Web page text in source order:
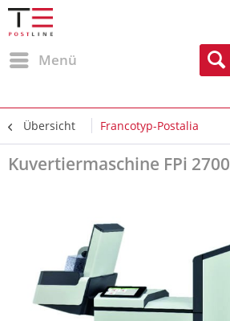
Menü
Übersicht Francotyp-Postalia
Kuvertiermaschine FPi 2700